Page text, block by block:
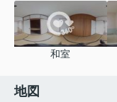
和室
地図